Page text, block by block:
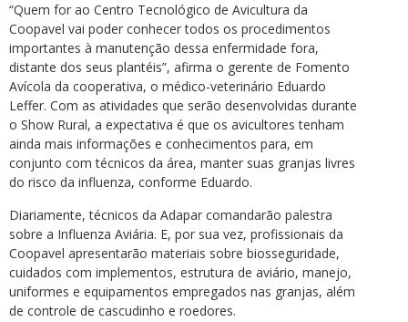
“Quem for ao Centro Tecnológico de Avicultura da
Coopavel vai poder conhecer todos os procedimentos
importantes à manutenção dessa enfermidade fora,
distante dos seus plantéis”, afirma o gerente de Fomento
Avícola da cooperativa, o médico-veterinário Eduardo
Leffer. Com as atividades que serão desenvolvidas durante
o Show Rural, a expectativa é que os avicultores tenham
ainda mais informações e conhecimentos para, em
conjunto com técnicos da área, manter suas granjas livres
do risco da influenza, conforme Eduardo.
Diariamente, técnicos da Adapar comandarão palestra
sobre a Influenza Aviária. E, por sua vez, profissionais da
Coopavel apresentarão materiais sobre biosseguridade,
cuidados com implementos, estrutura de aviário, manejo,
uniformes e equipamentos empregados nas granjas, além
de controle de cascudinho e roedores.